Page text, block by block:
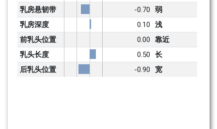
乳房悬韧带
-0.70
弱
乳房深度
0.10
浅
前乳头位置
0.00
靠近
乳头长度
0.50
长
后乳头位置
-0.90 宽